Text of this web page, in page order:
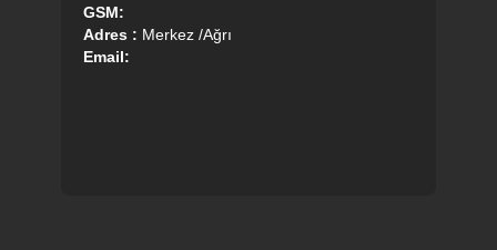
GSM:
Adres : Merkez /Ağrı
Email: